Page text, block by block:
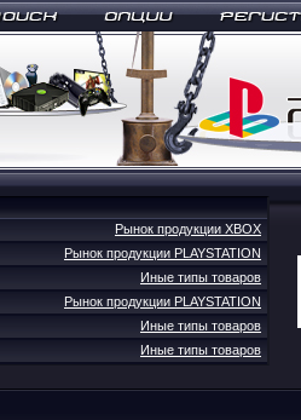
Рынок продукции XBOX
Рынок продукции PLAYSTATION
Иные типы товаров
Рынок продукции PLAYSTATION
Иные типы товаров
Иные типы товаров